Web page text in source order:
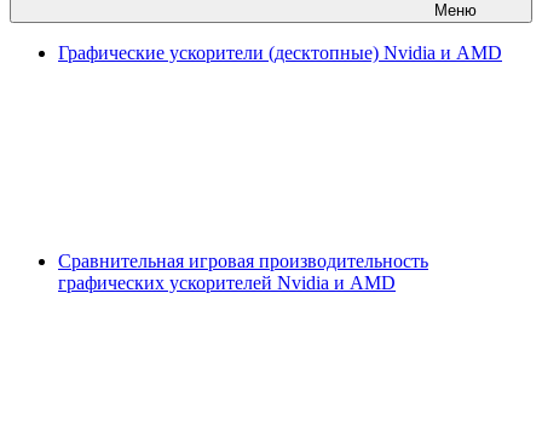
Меню
Графические ускорители (десктопные) Nvidia и AMD
Сравнительная игровая производительность
графических ускорителей Nvidia и AMD